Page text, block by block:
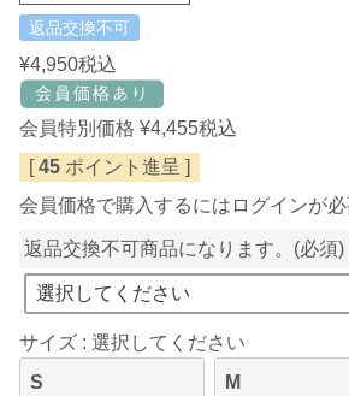
返品交換不可
¥4,950税込
会員特別価格 ¥4,455税込
[ 45 ポイント進呈 ]
会員価格で購入するにはログインが必
返品交換不可商品になります。 (必須)
サイズ
選択してください
S
M